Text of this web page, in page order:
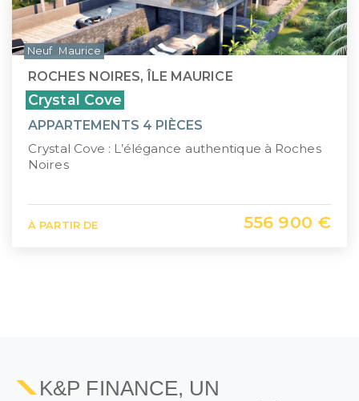
ROCHES NOIRES, ÎLE MAURICE
Crystal Cove
APPARTEMENTS 4 PIÈCES
Crystal Cove : L’élégance authentique à Roches
Noires
À PARTIR DE 556 900 €
Neuf Maurice
K&P FINANCE, UN